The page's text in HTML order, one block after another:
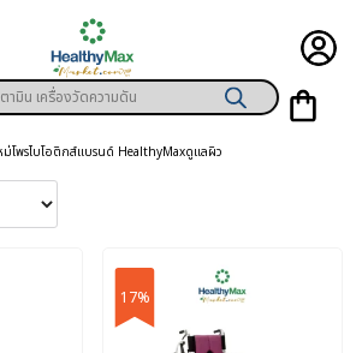
ม่โพรไบโอติกส์แบรนด์ HealthyMaxดูแลผิว
17%